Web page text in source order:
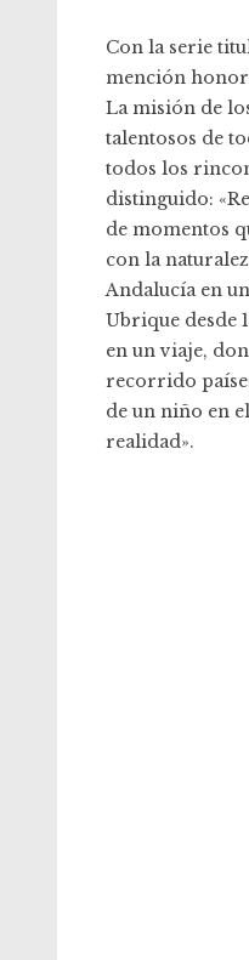
Con la serie
mención
La misión de
talentosos de
todos los
distinguido:
de momentos
con la
Andalucía en
Ubrique desde
en un viaje,
recorrido
de un niño en
realidad».